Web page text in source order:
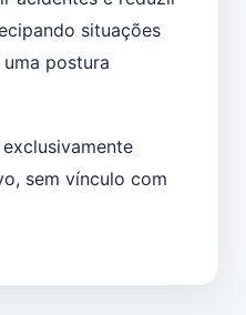
situações
postura
sem vínculo com